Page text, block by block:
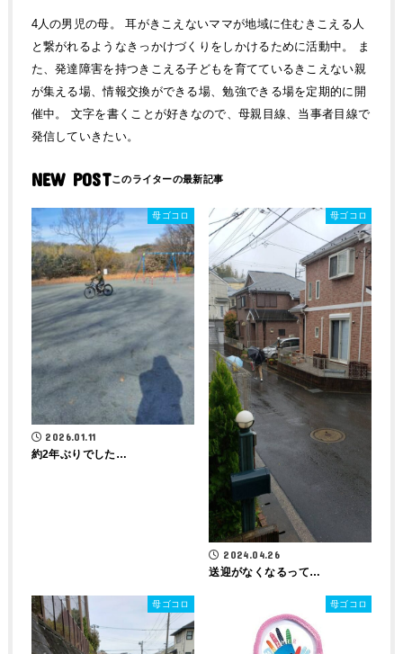
4人の男児の母。 耳がきこえないママが地域に住むきこえる人
と繋がれるようなきっかけづくりをしかけるために活動中。 ま
た、発達障害を持つきこえる子どもを育てているきこえない親
が集える場、情報交換ができる場、勉強できる場を定期的に開
催中。 文字を書くことが好きなので、母親目線、当事者目線で
発信していきたい。
NEW POST
母ゴコロ
2026.01.11
約2年ぶりでした…
母ゴコロ
2024.04.26
送迎がなくなるって…
母ゴコロ 母ゴコロ